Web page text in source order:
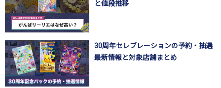
と値段推移
30周年セレブレーションの予約・抽選
最新情報と対象店舗まとめ